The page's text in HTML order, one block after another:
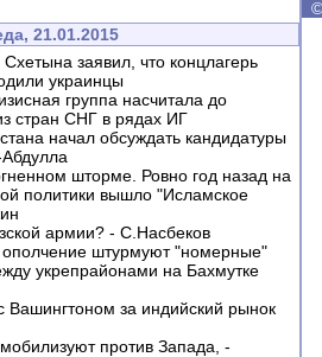
21.01.2015
заявил, что концлагерь
украинцы
группа насчитала до
стран СНГ в рядах ИГ
начал обсуждать кандидатуры
шторме. Ровно год назад на
политики вышло "Исламское
армии? - С.Насбеков
штурмуют "номерные"
укрепрайонами на Бахмутке
Вашингтоном за индийский рынок
против Запада, -
©